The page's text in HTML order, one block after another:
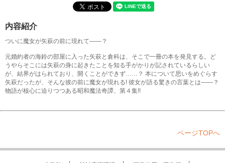
内容紹介
ついに魔女が矢萩の前に現れて――？
元婚約者の海鈴の部屋に入った矢萩と倉科は、そこで一冊の本を発見する。ど
うやらそこには矢萩の身に起きたことを知る手がかりが記されているらしい
が、結界がはられており、開くことができず……？ 本について思いをめぐらす
矢萩だったが、そんな彼の前に魔女が現れる! 彼女が語る驚きの言葉とは――？
物語が核心に迫りつつある昭和魔法奇譚、第４集!!
ページTOPへ